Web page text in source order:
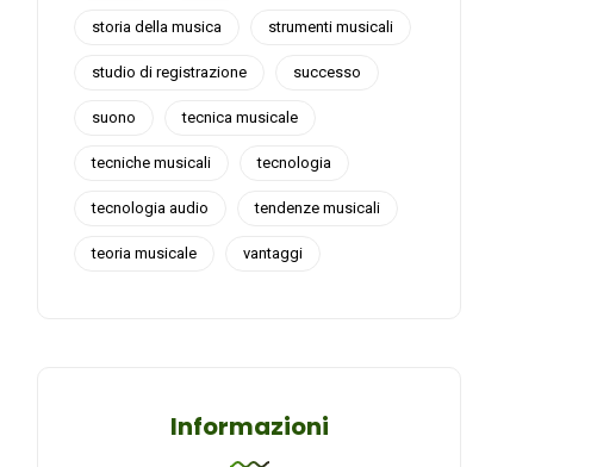
storia della musica strumenti musicali
studio di registrazione successo
suono tecnica musicale
tecniche musicali tecnologia
tecnologia audio tendenze musicali
teoria musicale vantaggi
Informazioni